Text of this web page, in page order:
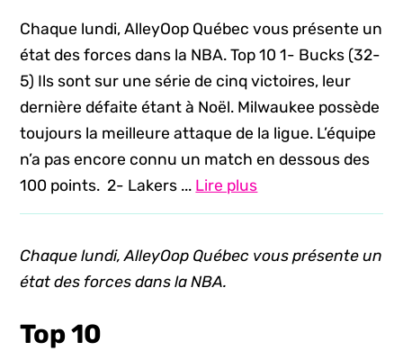
Chaque lundi, AlleyOop Québec vous présente un
état des forces dans la NBA. Top 10 1- Bucks (32-
5) Ils sont sur une série de cinq victoires, leur
dernière défaite étant à Noël. Milwaukee possède
toujours la meilleure attaque de la ligue. L’équipe
n’a pas encore connu un match en dessous des
100 points. 2- Lakers ... Lire plus
Chaque lundi, AlleyOop Québec vous présente un
état des forces dans la NBA.
Top 10